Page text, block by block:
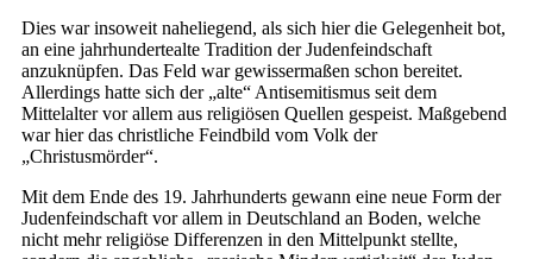
Dies war insoweit naheliegend, als sich hier die Gelegenheit bot,
an eine jahrhundertealte Tradition der Judenfeindschaft
anzuknüpfen. Das Feld war gewissermaßen schon bereitet.
Allerdings hatte sich der „alte“ Antisemitismus seit dem
Mittelalter vor allem aus religiösen Quellen gespeist. Maßgebend
war hier das christliche Feindbild vom Volk der
„Christusmörder“.
Mit dem Ende des 19. Jahrhunderts gewann eine neue Form der
Judenfeindschaft vor allem in Deutschland an Boden, welche
nicht mehr religiöse Differenzen in den Mittelpunkt stellte,